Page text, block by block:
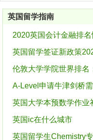
英国留学指南
2020英国会计金融排名
英国留学签证新政策
伦敦大学学院世界排名
A-Level申请牛津剑桥
英国大学本预数学作业
英国ic在什么城市
英国留学生Chemistry